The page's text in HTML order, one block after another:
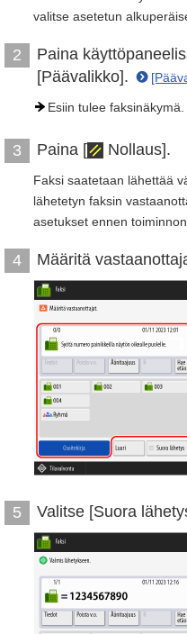
valitse asetetun
2
Paina
[Päävalikko].
Esiin tulee faksinäkymä.
3 Paina [ Nollaus].
Faksi saatetaan lähettää
lähetetyn faksin
asetukset ennen
4 Määritä
5 Valitse [Suora